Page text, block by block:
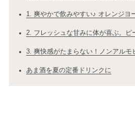
1. 爽やかで飲みやすい♪ オレンジヨ
2. フレッシュな甘みに体が喜ぶ。ピ
3. 爽快感がたまらない！ノンアルモ
あま酒を夏の定番ドリンクに